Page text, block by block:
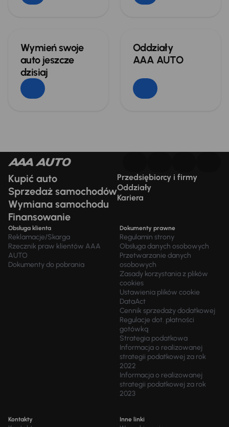
Wymień swoje
auto jeszcze
dzisiaj
Oddziały
AAA AUTO
Kupić auto
Sprzedaż samochodów
Wymiana samochodu
Finansowanie
Przedsiębiorcy i firmy
Oddziały
Kariera
Obsługa klienta
Reklamacje/Skarga
Rzecznik praw klientów AAA
AUTO
Dokumenty do pobrania
Dokumenty prawne
Regulamin strony
Obsługa danych osobowych
Przetwarzanie danych
osobowych
Zasady korzystania z plików
cookies
Ustawienia plików cookie
DataAct
Cennik sprzedaży dodatkowej
Regulacje dot. płatności
gotówką
Strategia podatkowa
Informacja o realizowanej
strategii podatkowej za rok
2022
Informacja o realizowanej
strategii podatkowej za rok
2023
Kontakty Inne linki